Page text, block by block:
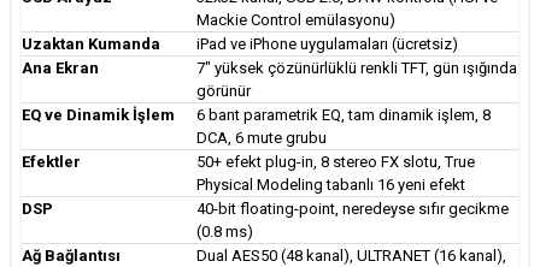
Mackie Control emülasyonu)
Uzaktan Kumanda
iPad ve iPhone uygulamaları (ücretsiz)
Ana Ekran
7" yüksek çözünürlüklü renkli TFT, gün ışığında
görünür
EQ ve Dinamik İşlem
6 bant parametrik EQ, tam dinamik işlem, 8
DCA, 6 mute grubu
Efektler
50+ efekt plug-in, 8 stereo FX slotu, True
Physical Modeling tabanlı 16 yeni efekt
DSP
40-bit floating-point, neredeyse sıfır gecikme
(0.8 ms)
Ağ Bağlantısı
Dual AES50 (48 kanal), ULTRANET (16 kanal),